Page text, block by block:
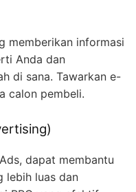
memberikan informasi
Anda dan
di sana. Tawarkan e-
calon pembeli.
dapat membantu
lebih luas dan